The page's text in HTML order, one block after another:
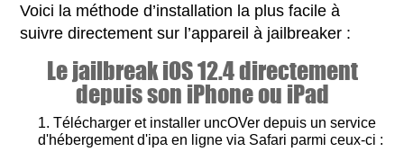
Voici la méthode d’installation la plus facile à
suivre directement sur l’appareil à jailbreaker :
Le jailbreak iOS 12.4 directement
depuis son iPhone ou iPad
Télécharger et installer uncOVer depuis un service
d'hébergement d'ipa en ligne via Safari parmi ceux-ci :